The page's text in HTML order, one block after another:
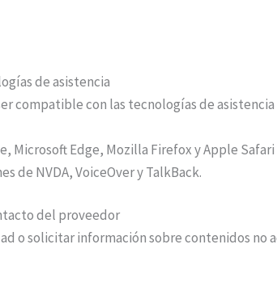
de asistencia
compatible con las tecnologías de
Microsoft Edge, Mozilla Firefox y Apple Safari
de NVDA, VoiceOver y TalkBack.
del proveedor
o solicitar información sobre contenidos